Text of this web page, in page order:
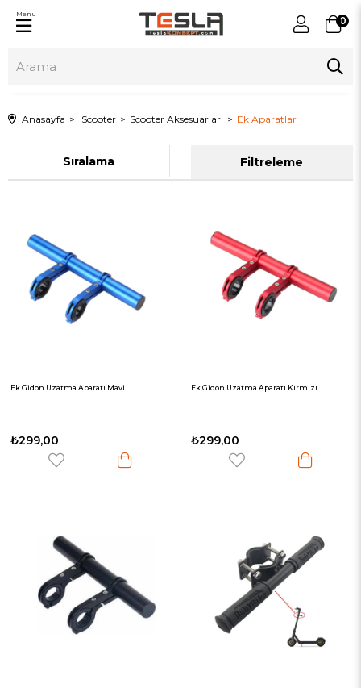
0
Menu
Anasayfa Scooter Scooter Aksesuarları Ek Aparatlar
Filtreleme
Sıralama
Ek Gidon Uzatma Aparatı Mavi
₺299,00
Ek Gidon Uzatma Aparatı Kırmızı
₺299,00